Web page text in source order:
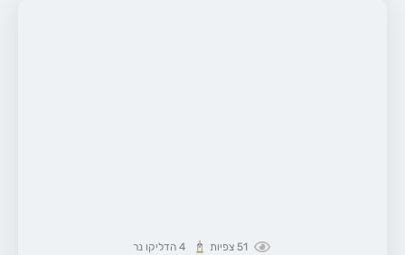
51 צפיות 4 הדליקו נר